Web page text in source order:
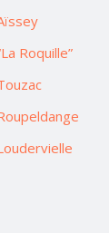
Roquille”